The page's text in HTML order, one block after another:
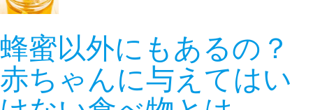
蜂蜜以外にもあるの？
赤ちゃんに与えてはい